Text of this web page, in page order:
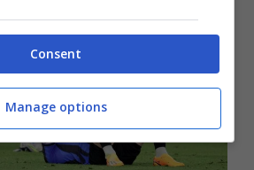
Consent
Manage options